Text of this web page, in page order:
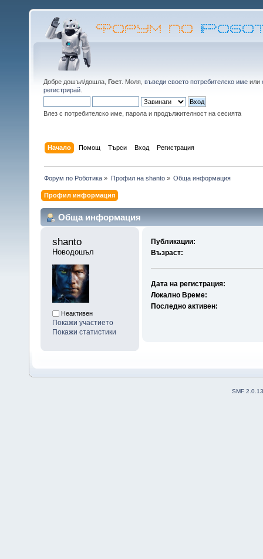
Добре дошъл/дошла, Гост . Моля, въведи своето потребителско име или
регистрирай
Влез с потребителско име, парола и продължителност на сесията
Начало Помощ Търси Вход Регистрация
Форум по Роботика » Профил на shanto» Обща информация
Профил информация
Обща информация
shanto
Новодошъл
Неактивен
Покажи участието
Покажи статистики
Публикации:
Възраст:
Дата на регистрация:
Локално Време:
Последно активен:
SMF 2.0.13